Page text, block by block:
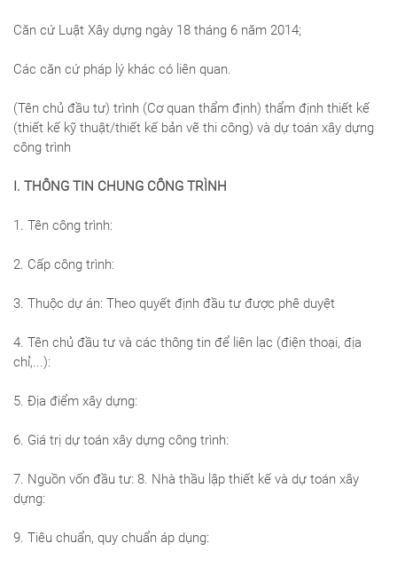
Căn cứ Luật Xây dựng ngày 18 tháng 6 năm 2014;
Các căn cứ pháp lý khác có liên quan.
(Tên chủ đầu tư) trình (Cơ quan thẩm định) thẩm định thiết kế
(thiết kế kỹ thuật/thiết kế bản vẽ thi công) và dự toán xây dựng
công trình
I. THÔNG TIN CHUNG CÔNG TRÌNH
1. Tên công trình:
2. Cấp công trình:
3. Thuộc dự án: Theo quyết định đầu tư được phê duyệt
4. Tên chủ đầu tư và các thông tin để liên lạc (điện thoại, địa
chỉ,...):
5. Địa điểm xây dựng:
6. Giá trị dự toán xây dựng công trình:
7. Nguồn vốn đầu tư: 8. Nhà thầu lập thiết kế và dự toán xây
dựng:
9. Tiêu chuẩn, quy chuẩn áp dụng: